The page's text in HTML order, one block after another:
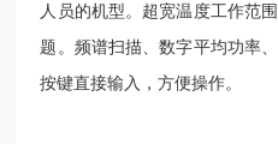
人员的机型。超宽温度工作范
题。频谱扫描、数字平均功率
按键直接输入，方便操作。